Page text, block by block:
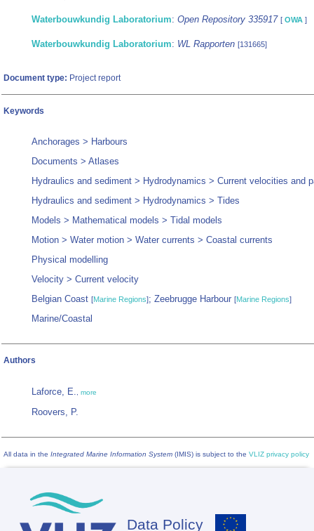
Waterbouwkundig Laboratorium: Open Repository 335917 [ OWA ]
Waterbouwkundig Laboratorium: WL Rapporten [131665]
Document type: Project report
Keywords
Anchorages > Harbours
Documents > Atlases
Hydraulics and sediment > Hydrodynamics > Current velocities and
Hydraulics and sediment > Hydrodynamics > Tides
Models > Mathematical models > Tidal models
Motion > Water motion > Water currents > Coastal currents
Physical modelling
Velocity > Current velocity
Belgian Coast [Marine Regions]; Zeebrugge Harbour [Marine Regions]
Marine/Coastal
Authors
Laforce, E., more
Roovers, P.
All data in the Integrated Marine Information System (IMIS) is subject to the VLIZ privacy policy
Data Policy